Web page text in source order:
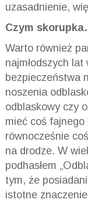
uzasadnienie,
Czym
Warto również
najmłodszych
bezpieczeństwa
noszenia
odblaskowy czy
mieć coś
równocześnie
na drodze. W
podhasłem
tym, że
istotne